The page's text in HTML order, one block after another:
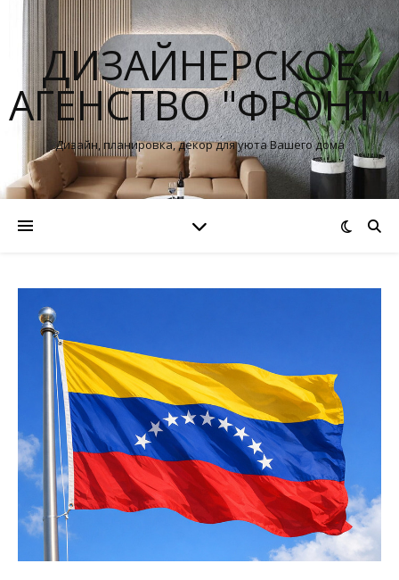
ДИЗАЙНЕРСКОЕ
АГЕНСТВО "ФРОНТ"
Дизайн, планировка, декор для уюта Вашего дома